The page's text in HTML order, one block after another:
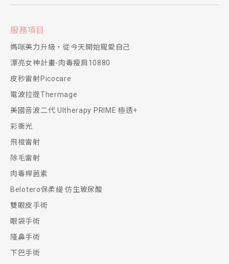
服務項目
媽咪美力升級，從今天開始寵愛自己
漂亮女神計畫-肉毒瘦肩10880
皮秒雷射Picocare
電波拉提Thermage
美國音波二代 Ultherapy PRIME 極透+
彩衝光
飛梭雷射
除毛雷射
肉毒桿菌素
Belotero保柔緹 仿生玻尿酸
雙眼皮手術
眼袋手術
隆鼻手術
下巴手術